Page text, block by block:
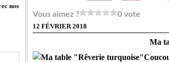
nos
Vous aimez ? 0 vote
12 FÉVRIER 2018
Ma